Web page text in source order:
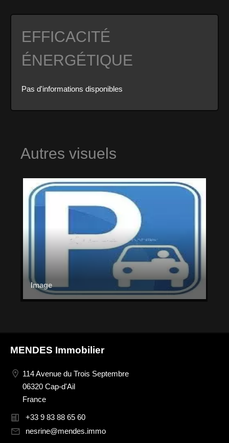
EFFICACITÉ
ÉNERGÉTIQUE
Pas d'informations disponibles
Autres visuels
Image
MENDES Immobilier
114 Avenue du Trois Septembre
06320 Cap-d'Ail
France
+33 9 83 88 65 60
nesrine@mendes.immo